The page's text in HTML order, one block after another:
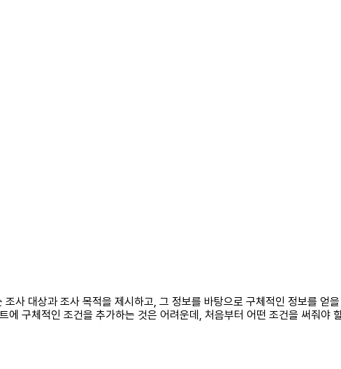
사 대상과 조사 목적을 제시하고, 그 정보를 바탕으로 구체적인 정보를 얻
구체적인 조건을 추가하는 것은 어려운데, 처음부터 어떤 조건을 써줘야